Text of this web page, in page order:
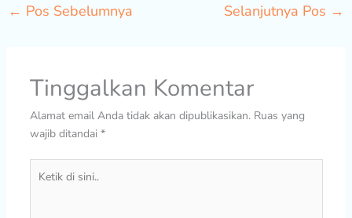
← Pos Sebelumnya Selanjutnya Pos →
Tinggalkan Komentar
Alamat email Anda tidak akan dipublikasikan. Ruas yang
wajib ditandai *